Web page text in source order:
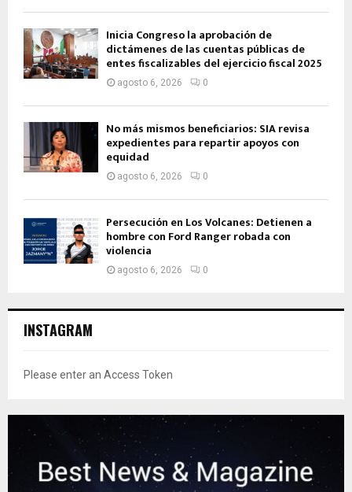
Inicia Congreso la aprobación de
dictámenes de las cuentas públicas de
entes fiscalizables del ejercicio fiscal 2025
agosto 6, 2026 0
No más mismos beneficiarios: SIA revisa
expedientes para repartir apoyos con
equidad
agosto 6, 2026 0
Persecución en Los Volcanes: Detienen a
hombre con Ford Ranger robada con
violencia
agosto 6, 2026 0
INSTAGRAM
Please enter an Access Token